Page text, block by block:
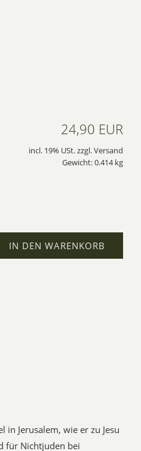
24,90 EUR
incl. 19% USt. zzgl. Versand
Gewicht: 0.414 kg
IN DEN WARENKORB
Jerusalem, wie er zu Jesu
für Nichtjuden bei